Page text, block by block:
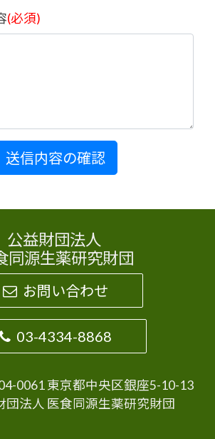
(必須)
公益財団法人
同源生薬研究財団
お問い合わせ
03-4334-8868
0061 東京都中央区銀座5-10-13
団法人 医食同源生薬研究財団